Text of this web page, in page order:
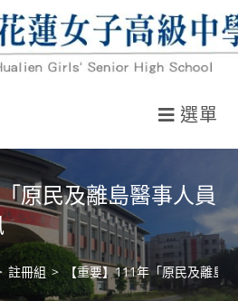
選單
原民及離島醫事人員
註冊組 > 【重要】111年「原民及離島